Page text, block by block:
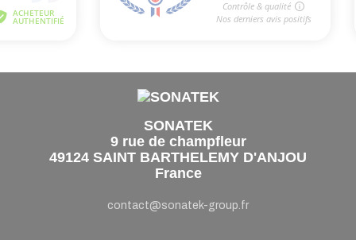
SONATEK
9 rue de champfleur
49124 SAINT BARTHELEMY D'ANJOU
France
contact@sonatek-group.fr